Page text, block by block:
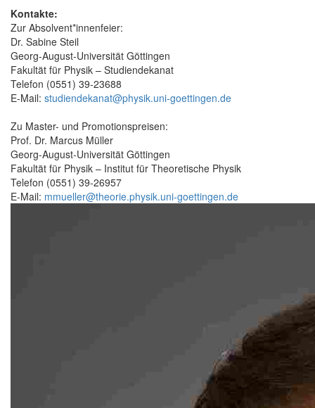
Kontakte:
Zur Absolvent*innenfeier:
Dr. Sabine Steil
Georg-August-Universität Göttingen
Fakultät für Physik – Studiendekanat
Telefon (0551) 39-23688
E-Mail: studiendekanat@physik.uni-goettingen.de
Zu Master- und Promotionspreisen:
Prof. Dr. Marcus Müller
Georg-August-Universität Göttingen
Fakultät für Physik – Institut für Theoretische Physik
Telefon (0551) 39-26957
E-Mail: mmueller@theorie.physik.uni-goettingen.de